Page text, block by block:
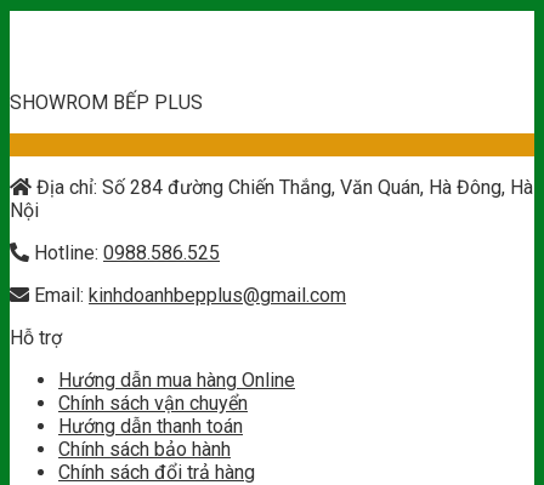
SHOWROM BẾP PLUS
Địa chỉ: Số 284 đường Chiến Thắng, Văn Quán, Hà Đông, Hà
Nội
Hotline: 0988.586.525
Email: kinhdoanhbepplus@gmail.com
Hỗ trợ
Hướng dẫn mua hàng Online
Chính sách vận chuyển
Hướng dẫn thanh toán
Chính sách bảo hành
Chính sách đổi trả hàng